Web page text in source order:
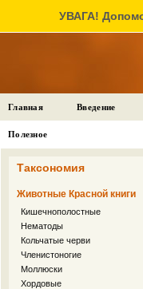
УВАГА!
Главная Введение
Полезное
Таксономия
Животные Красной книги
Кишечнополостные
Нематоды
Кольчатые черви
Членистоногие
Моллюски
Хордовые